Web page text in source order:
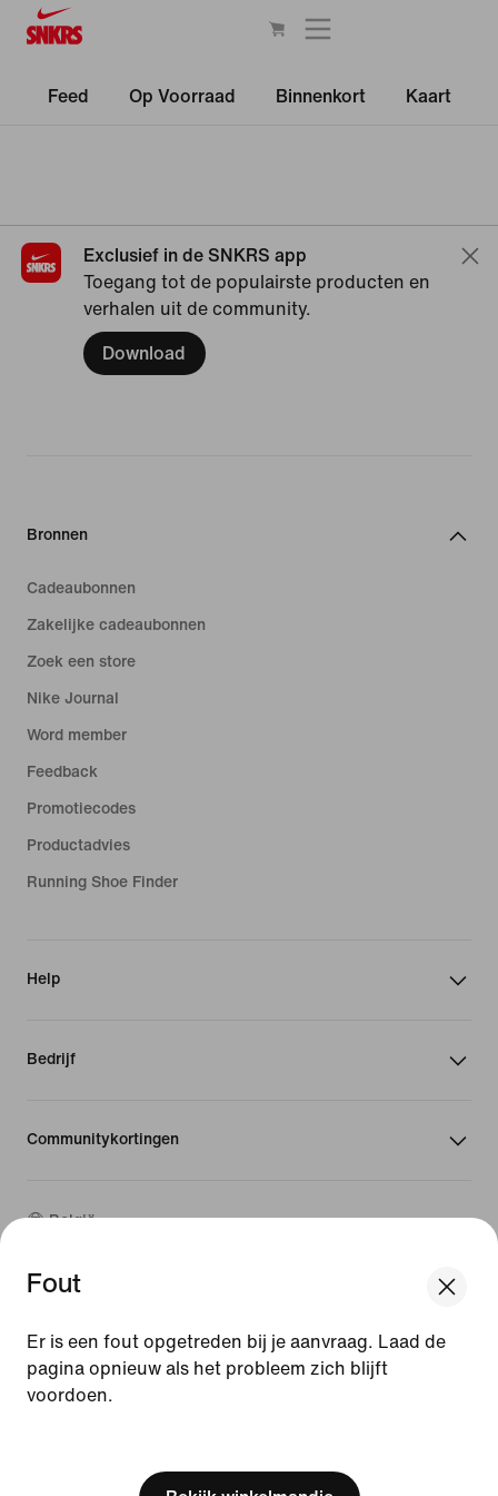
Fout
Er is een fout opgetreden bij je aanvraag. Laad de
pagina opnieuw als het probleem zich blijft
voordoen.
Feed Op Voorraad Binnenkort Kaart
Exclusief in de SNKRS app
Toegang tot de populairste producten en
verhalen uit de community.
Download
Bronnen
Cadeaubonnen
Zakelijke cadeaubonnen
Zoek een store
Nike Journal
Word member
Feedback
Promotiecodes
Productadvies
Running Shoe Finder
Help
Bedrijf
Communitykortingen
België
Gebruiksvoorwaarden
Verkoopvoorwaarden
Bedrijfsgegevens